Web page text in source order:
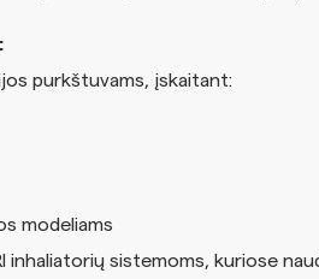
purkštuvams, įskaitant:
modeliams
inhaliatorių sistemoms, kuriose